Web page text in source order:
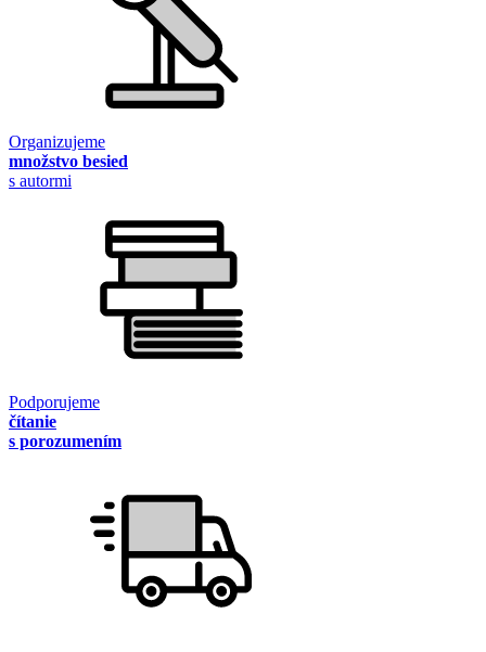
Organizujeme
množstvo besied
s autormi
Podporujeme
čítanie
s porozumením